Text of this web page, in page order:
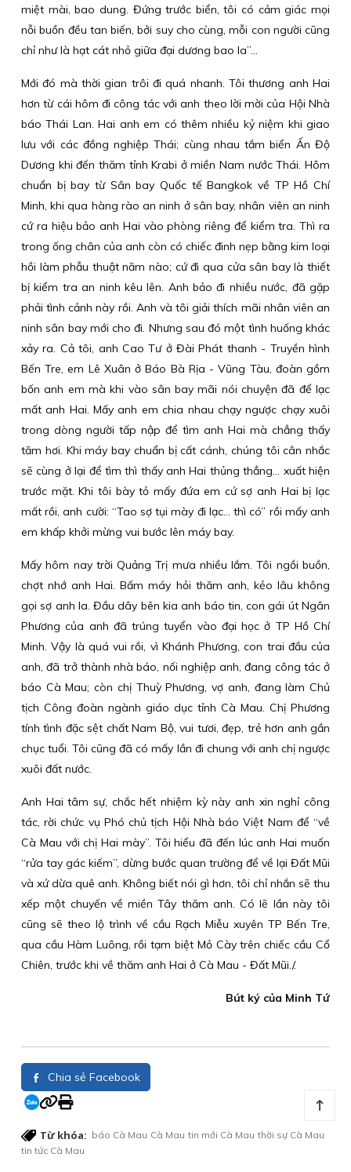
miệt mài, bao dung. Đứng trước biển, tôi có cảm giác mọi
nỗi buồn đều tan biến, bởi suy cho cùng, mỗi con người cũng
chỉ như là hạt cát nhỏ giữa đại dương bao la”…
Mới đó mà thời gian trôi đi quá nhanh. Tôi thương anh Hai
hơn từ cái hôm đi công tác với anh theo lời mời của Hội Nhà
báo Thái Lan. Hai anh em có thêm nhiều kỷ niệm khi giao
lưu với các đồng nghiệp Thái; cùng nhau tắm biển Ấn Độ
Dương khi đến thăm tỉnh Krabi ở miền Nam nước Thái. Hôm
chuẩn bị bay từ Sân bay Quốc tế Bangkok về TP Hồ Chí
Minh, khi qua hàng rào an ninh ở sân bay, nhân viên an ninh
cứ ra hiệu bảo anh Hai vào phòng riêng để kiểm tra. Thì ra
trong ống chân của anh còn có chiếc đinh nẹp bằng kim loại
hồi làm phẫu thuật năm nào; cứ đi qua cửa sân bay là thiết
bị kiểm tra an ninh kêu lên. Anh bảo đi nhiều nước, đã gặp
phải tình cảnh này rồi. Anh và tôi giải thích mãi nhân viên an
ninh sân bay mới cho đi. Nhưng sau đó một tình huống khác
xảy ra. Cả tôi, anh Cao Tư ở Đài Phát thanh - Truyền hình
Bến Tre, em Lê Xuân ở Báo Bà Rịa - Vũng Tàu, đoàn gồm
bốn anh em mà khi vào sân bay mãi nói chuyện đã để lạc
mất anh Hai. Mấy anh em chia nhau chạy ngược chạy xuôi
trong dòng người tấp nập để tìm anh Hai mà chẳng thấy
tăm hơi. Khi máy bay chuẩn bị cất cánh, chúng tôi cân nhắc
sẽ cùng ở lại để tìm thì thấy anh Hai thủng thẳng… xuất hiện
trước mặt. Khi tôi bày tỏ mấy đứa em cứ sợ anh Hai bị lạc
mất rồi, anh cười: “Tao sợ tụi mày đi lạc… thì có” rồi mấy anh
em khấp khởi mừng vui bước lên máy bay.
Mấy hôm nay trời Quảng Trị mưa nhiều lắm. Tôi ngồi buồn,
chợt nhớ anh Hai. Bấm máy hỏi thăm anh, kẻo lâu không
gọi sợ anh la. Đầu dây bên kia anh báo tin, con gái út Ngân
Phương của anh đã trúng tuyển vào đại học ở TP Hồ Chí
Minh. Vậy là quá vui rồi, vì Khánh Phương, con trai đầu của
anh, đã trở thành nhà báo, nối nghiệp anh, đang công tác ở
báo Cà Mau; còn chị Thuỳ Phương, vợ anh, đang làm Chủ
tịch Công đoàn ngành giáo dục tỉnh Cà Mau. Chị Phương
tính tình đặc sệt chất Nam Bộ, vui tươi, đẹp, trẻ hơn anh gần
chục tuổi. Tôi cũng đã có mấy lần đi chung với anh chị ngược
xuôi đất nước.
Anh Hai tâm sự, chắc hết nhiệm kỳ này anh xin nghỉ công
tác, rời chức vụ Phó chủ tịch Hội Nhà báo Việt Nam để “về
Cà Mau với chị Hai mày”. Tôi hiểu đã đến lúc anh Hai muốn
“rửa tay gác kiếm”, dừng bước quan trường để về lại Đất Mũi
và xứ dừa quê anh. Không biết nói gì hơn, tôi chỉ nhắn sẽ thu
xếp một chuyến về miền Tây thăm anh. Có lẽ lần này tôi
cũng sẽ theo lộ trình về cầu Rạch Miễu xuyên TP Bến Tre,
qua cầu Hàm Luông, rồi tạm biệt Mỏ Cày trên chiếc cầu Cổ
Chiên, trước khi về thăm anh Hai ở Cà Mau - Đất Mũi./.
Bút ký của Minh Tứ
Chia sẻ Facebook
Từ khóa: báo Cà Mau Cà Mau tin mới Cà Mau thời sự Cà Mau
tin tức Cà Mau